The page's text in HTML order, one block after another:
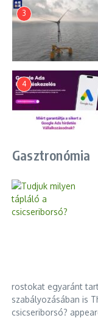
Én úgy látom, hogy
vezetés, ami semmi
másik kezében volt
kéztartása nem erre
írta le, hogy a
előlapi kamera
produkál.
Persze
mobiltelefonnal
válla a fotón.
Egy szelfit
Mit várjunk
KRESZ-re.
közben.
Közzétette:
3
4
Gasztronómia
rostokat egyaránt
szabályozásában is
csicseriborsó?